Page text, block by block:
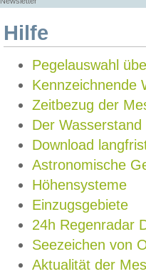
Hilfe
Pegelauswahl
Kennzeichnende
Zeitbezug der
Der Wasserstand
Download
Astronomische
Höhensysteme
Einzugsgebiete
24h Regenradar
Seezeichen von
Aktualität der